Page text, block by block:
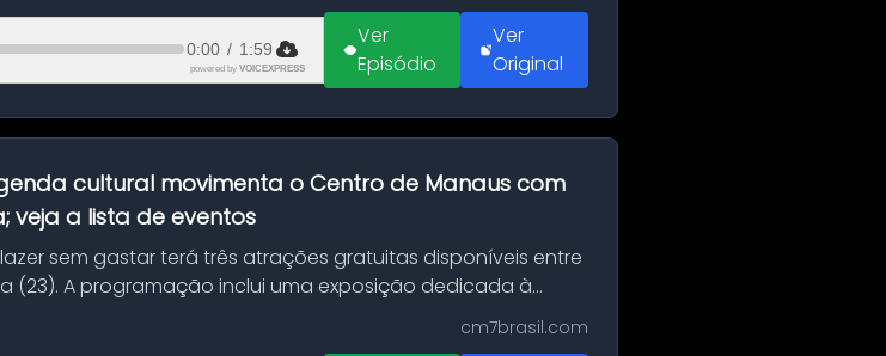
0:00 / 1:59
powered by VOICEXPRESS
Ver
Episódio
Ver
Original
cultural movimenta o Centro de Manaus com
veja a lista de eventos
sem gastar terá três atrações gratuitas disponíveis entre
(23). A programação inclui uma exposição dedicada à
cm7brasil.com